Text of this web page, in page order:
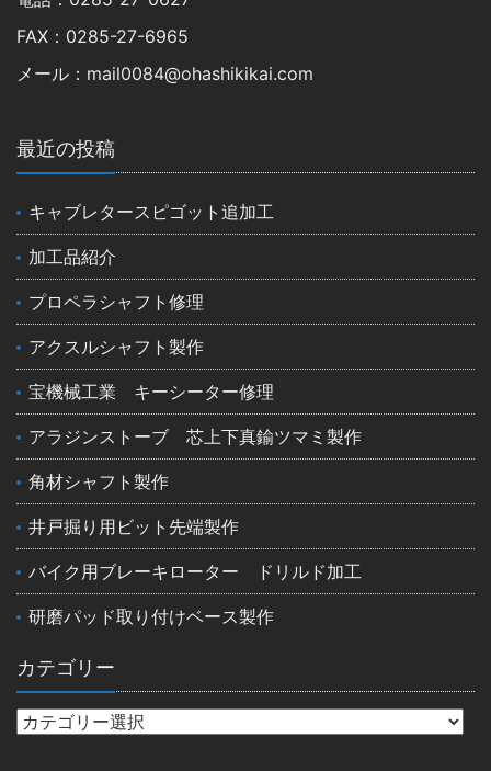
FAX：0285-27-6965
メール：mail0084@ohashikikai.com
最近の投稿
キャブレタースピゴット追加工
加工品紹介
プロペラシャフト修理
アクスルシャフト製作
宝機械工業 キーシーター修理
アラジンストーブ 芯上下真鍮ツマミ製作
角材シャフト製作
井戸掘り用ビット先端製作
バイク用ブレーキローター ドリルド加工
研磨パッド取り付けベース製作
カテゴリー